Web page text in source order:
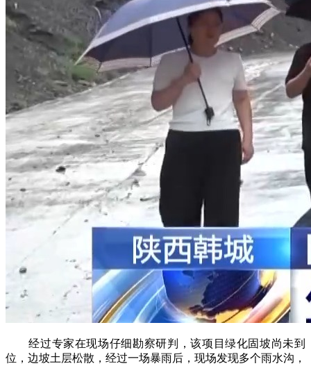
经过专家在现场仔细勘察研判，该项目绿化固坡尚未到
位，边坡土层松散，经过一场暴雨后，现场发现多个雨水沟，